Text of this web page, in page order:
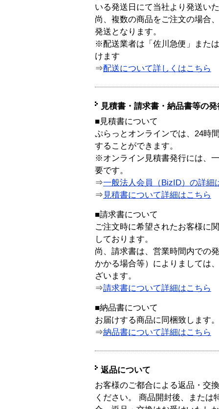
いる発送日にて当社より発送い
尚、複数の商品をご注文の場合
発送となります。
※配送業者は「佐川急便」また
けます
⇒配送について詳しくはこちら
見積書・請求書・納品書等の
■見積書について
ぷらっとオンラインでは、24時
することができます。
※オンライン見積書発行には、
要です。
⇒一般法人会員（BizID）の詳細
⇒ 見積書について詳細はこちら
■請求書について
ご注文時に希望されたお客様に
しております。
尚、請求書は、営業時間内での
かかる場合等）によりましては
ざいます。
⇒請求書について詳細はこちら
■納品書について
お届けする商品に同梱致します。
⇒納品書について詳細はこちら
返品について
お客様のご都合による返品・交
ください。 商品開封後、または